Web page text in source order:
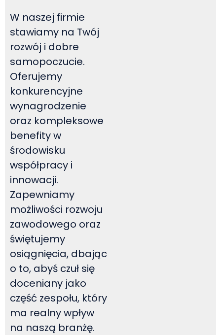
W naszej firmie
stawiamy na Twój
rozwój i dobre
samopoczucie.
Oferujemy
konkurencyjne
wynagrodzenie
oraz kompleksowe
benefity w
środowisku
współpracy i
innowacji.
Zapewniamy
możliwości rozwoju
zawodowego oraz
świętujemy
osiągnięcia, dbając
o to, abyś czuł się
doceniany jako
część zespołu, który
ma realny wpływ
na naszą branżę.